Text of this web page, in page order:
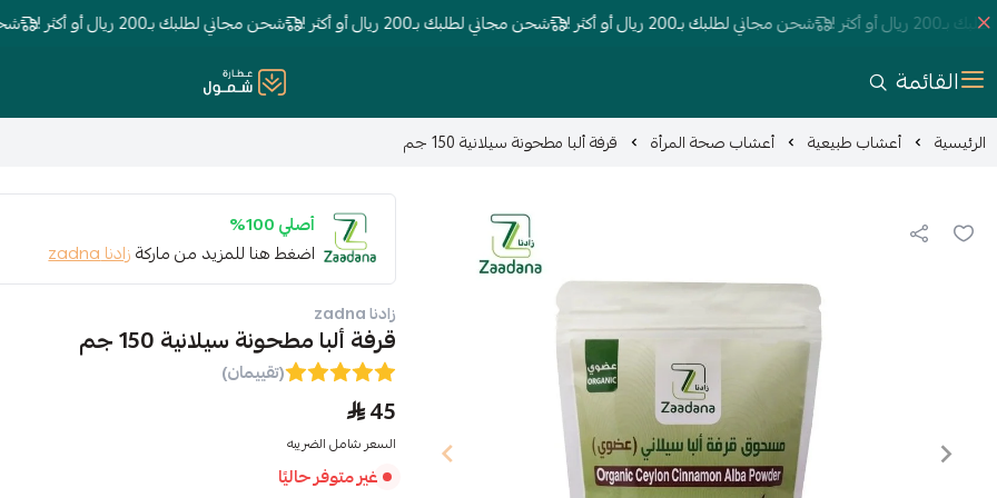
! شحن مجاني لطلبك بـ200 ريال أو أكثر ! شحن مجاني لطلبك بـ200 ريال أو أكثر ! شحن مجاني لطلبك بـ200 ريال أو أكثر ! شحن
القائمة عطارة شمول
الرئيسية أعشاب طبيعية أعشاب صحة المرأة قرفة ألبا مطحونة سيلانية 150 جم
أصلي 100%
اضغط هنا للمزيد من ماركةزادنا zadna
زادنا zadna
قرفة ألبا مطحونة سيلانية 150 جم
(تقييمان)
45
السعر شامل الضريبه
غير متوفر حاليًا